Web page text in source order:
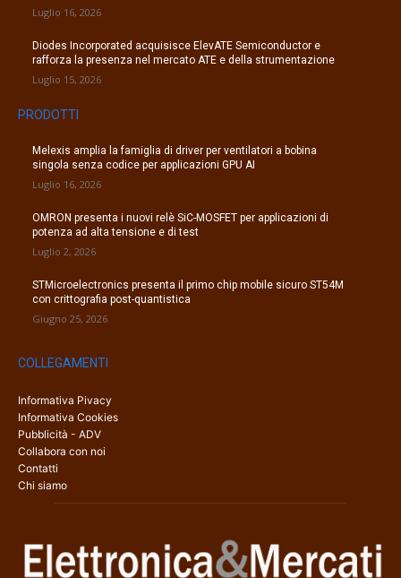
Luglio 16, 2026
Diodes Incorporated acquisisce ElevATE Semiconductor e
rafforza la presenza nel mercato ATE e della strumentazione
Luglio 15, 2026
PRODOTTI
Melexis amplia la famiglia di driver per ventilatori a bobina
singola senza codice per applicazioni GPU AI
Luglio 16, 2026
OMRON presenta i nuovi relè SiC-MOSFET per applicazioni di
potenza ad alta tensione e di test
Luglio 2, 2026
STMicroelectronics presenta il primo chip mobile sicuro ST54M
con crittografia post-quantistica
Giugno 25, 2026
COLLEGAMENTI
Informativa Pivacy
Informativa Cookies
Pubblicità - ADV
Collabora con noi
Contatti
Chi siamo